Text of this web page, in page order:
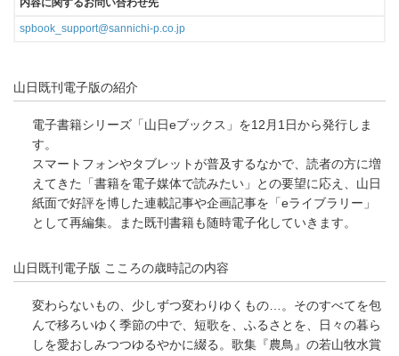
内容に関するお問い合わせ先
spbook_support@sannichi-p.co.jp
山日既刊電子版の紹介
電子書籍シリーズ「山日eブックス」を12月1日から発行しま
す。
スマートフォンやタブレットが普及するなかで、読者の方に増
えてきた「書籍を電子媒体で読みたい」との要望に応え、山日
紙面で好評を博した連載記事や企画記事を「eライブラリー」
として再編集。また既刊書籍も随時電子化していきます。
山日既刊電子版 こころの歳時記の内容
変わらないもの、少しずつ変わりゆくもの…。そのすべてを包
んで移ろいゆく季節の中で、短歌を、ふるさとを、日々の暮ら
しを愛おしみつつゆるやかに綴る。歌集『農鳥』の若山牧水賞